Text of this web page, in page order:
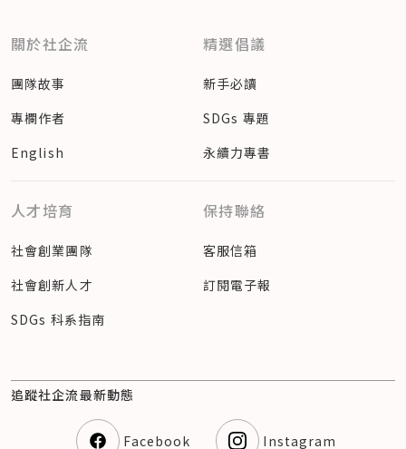
關於社企流
團隊故事
專欄作者
English
精選倡議
新手必讀
SDGs 專題
永續力專書
人才培育
社會創業團隊
社會創新人才
SDGs 科系指南
保持聯絡
客服信箱
訂閱電子報
追蹤社企流最新動態
Facebook Instagram